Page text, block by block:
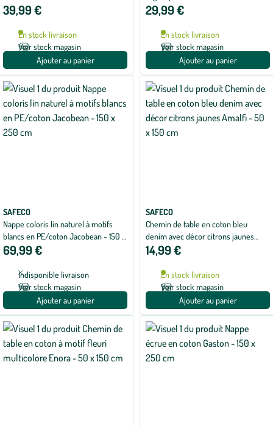
39,99 €
En stock livraison
Voir stock magasin
Ajouter au panier
cm
29,99 €
En stock livraison
Voir stock magasin
Ajouter au panier
SAFECO
Nappe coloris lin naturel à motifs
blancs en PE/coton Jacobean - 150 x
250 cm
69,99 €
Indisponible livraison
Voir stock magasin
Ajouter au panier
SAFECO
Chemin de table en coton bleu
denim avec décor citrons jaunes
Amalfi - 50 x 150 cm
14,99 €
En stock livraison
Voir stock magasin
Ajouter au panier